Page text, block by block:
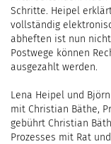
Schritte. Heipel
vollständig
abheften ist nun
Postwege können
ausgezahlt werden.
Lena Heipel und
mit Christian Bäthe,
gebührt Christian
Prozesses mit Rat